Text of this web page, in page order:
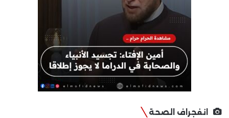
انفجراف الصحة